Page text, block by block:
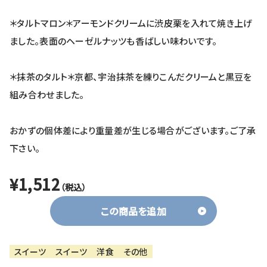
＊タルトマロン＊アーモンドクリームに渋皮栗を入れて焼き上げ
ました。表面のヘーゼルナッツも香ばしい味わいです。
＊抹茶のタルト＊京都、宇治抹茶を練りこんだクリームと黒豆を
組み合わせました。
おかずの個体差により重量差が生じる場合がございます。ご了承
下さい。
¥1,512 （税込）
この商品を追加
スイーツ スイーツ 洋食 その他